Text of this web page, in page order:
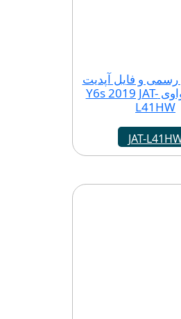
رسمی و فایل آپدیت
گوشی هواوی Y6s 2019 JAT-
L41HW
JAT-